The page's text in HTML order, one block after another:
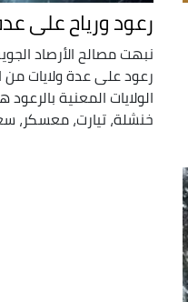
رعود ورياح على
نبهت مصالح الأرصاد
رعود على عدة ولايات من
الولايات المعنية
خنشلة، تيارت، معسكر،